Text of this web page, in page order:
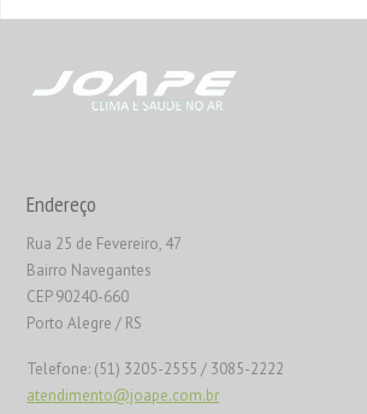
Endereço
Rua 25 de Fevereiro, 47
Bairro Navegantes
CEP 90240-660
Porto Alegre / RS
Telefone: (51) 3205-2555 / 3085-2222
atendimento@joape.com.br